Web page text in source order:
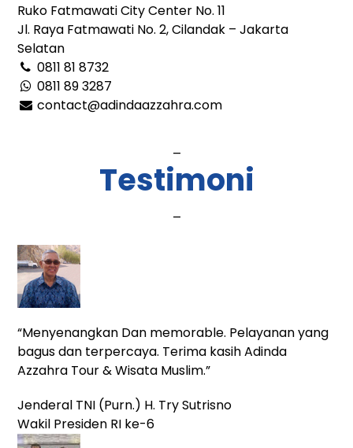
Ruko Fatmawati City Center No. 11
Jl. Raya Fatmawati No. 2, Cilandak – Jakarta
Selatan
0811 81 8732
0811 89 3287
contact@adindaazzahra.com
Testimoni
“Menyenangkan Dan memorable. Pelayanan yang
bagus dan terpercaya. Terima kasih Adinda
Azzahra Tour & Wisata Muslim.”
Jenderal TNI (Purn.) H. Try Sutrisno
Wakil Presiden RI ke-6